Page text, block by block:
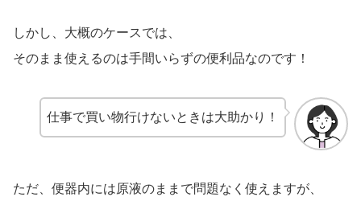
しかし、大概のケースでは、
そのまま使えるのは手間いらずの便利品なのです！
仕事で買い物行けないときは大助かり！
ただ、便器内には原液のままで問題なく使えますが、